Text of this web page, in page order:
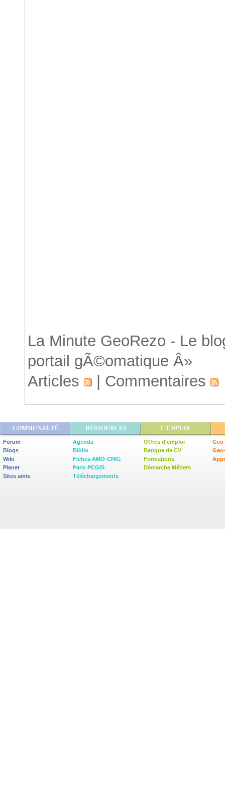
La Minute GeoRezo - Le
portail gÃ©omatique Â»
Articles
Commentaires
COMMUNAUTÉ RESSOURCES L'EMPLOI
Forum
Blogs
Wiki
Planet
Sites amis
Agenda
Biblio
Fiches AMO-CNIG
Paris PCGIS
Téléchargements
Offres d'emploi
Banque de CV
Formations
Démarche Métiers